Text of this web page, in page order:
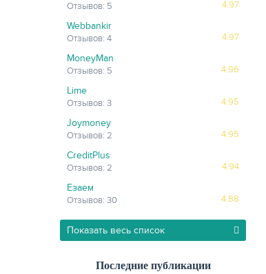
4.97
Отзывов: 5
Webbankir
4.97
Отзывов: 4
MoneyMan
4.96
Отзывов: 5
Lime
4.95
Отзывов: 3
Joymoney
4.95
Отзывов: 2
CreditPlus
4.94
Отзывов: 2
Езаем
4.88
Отзывов: 30
Показать весь список
Последние публикации